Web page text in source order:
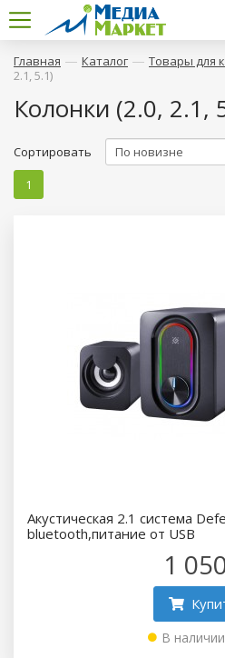
Главная — Каталог — Товары для
2.1, 5.1)
Колонки (2.0, 2.1,
1
Сортировать
Акустическая 2.1 система
bluetooth,питание от USB
1
В